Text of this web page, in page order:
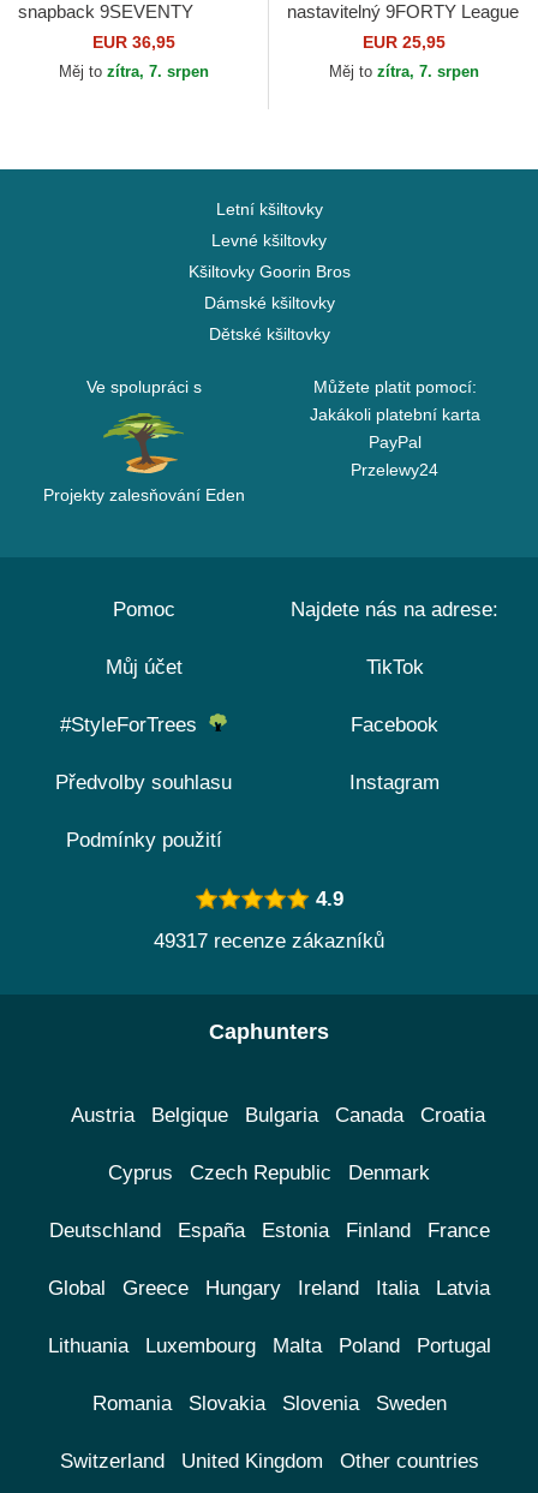
snapback 9SEVENTY
Stretch Snap Seasonal
Ducati Motor MotoGP New
EUR 36,95
Měj to zítra, 7. srpen
nastavitelný 9FORTY League
Essential Poly New York
Yankees MLB New Era
EUR 25,95
Měj to zítra, 7. srpen
Letní kšiltovky
Levné kšiltovky
Kšiltovky Goorin Bros
Dámské kšiltovky
Dětské kšiltovky
Ve spolupráci s
Projekty zalesňování Eden
Můžete platit pomocí:
Jakákoli platební karta
PayPal
Przelewy24
Pomoc
Můj účet
#StyleForTrees
Předvolby souhlasu
Podmínky použití
Najdete nás na adrese:
TikTok
Facebook
Instagram
4.9
49317 recenze zákazníků
Caphunters
Austria Belgique Bulgaria Canada Croatia
Cyprus Czech Republic Denmark
Deutschland España Estonia Finland France
Global Greece Hungary Ireland Italia Latvia
Lithuania Luxembourg Malta Poland Portugal
Romania Slovakia Slovenia Sweden
Switzerland United Kingdom Other countries